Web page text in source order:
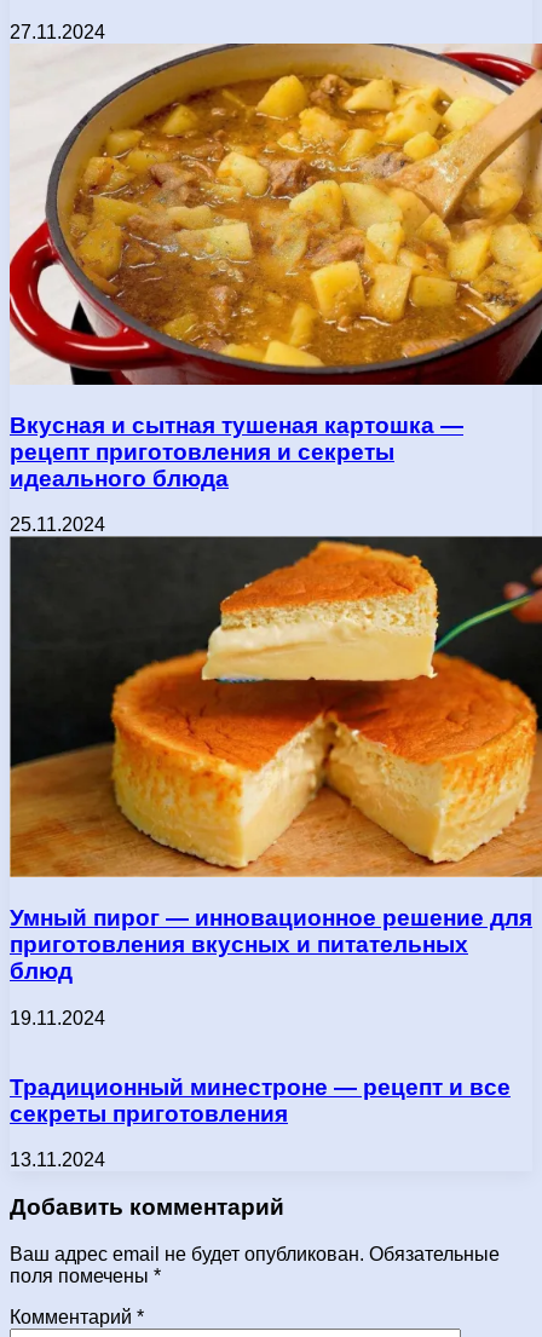
27.11.2024
Вкусная и сытная тушеная картошка —
рецепт приготовления и секреты
идеального блюда
25.11.2024
Умный пирог — инновационное решение для
приготовления вкусных и питательных
блюд
19.11.2024
Традиционный минестроне — рецепт и все
секреты приготовления
13.11.2024
Добавить комментарий
Ваш адрес email не будет опубликован. Обязательные
поля помечены *
Комментарий *